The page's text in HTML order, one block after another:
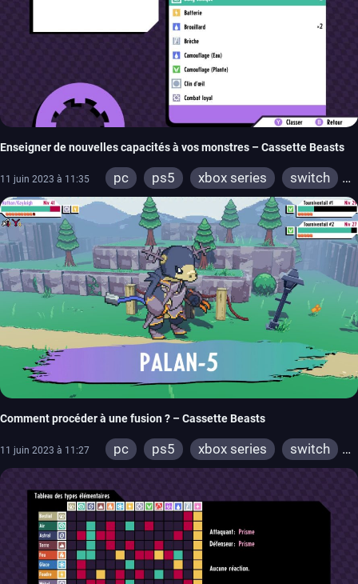
Enseigner de nouvelles capacités à vos monstres – Cassette Beasts
11 juin 2023 à 11:35 pc ps5 xbox series
switch
ps4
xbox one
Comment procéder à une fusion ? – Cassette Beasts
11 juin 2023 à 11:27 pc ps5 xbox series
switch
ps4
xbox one